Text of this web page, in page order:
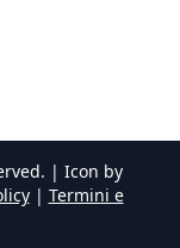
| Icon by
| Termini e